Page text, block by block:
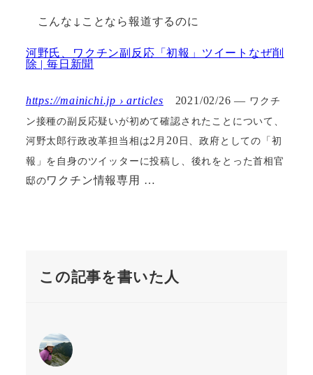
こんな↓ことなら報道するのに
河野氏、ワクチン副反応「初報」ツイートなぜ削
除|毎日新聞
https://mainichi.jp › articles 2021/02/26 — ワクチ
ン接種の副反応疑いが初めて確認されたことについて、
河野太郎行政改革担当相は2 月20 日、政府としての「初
報」を自身のツイッターに投稿し、後れをとった首相官
邸のワクチン情報専用 …
この記事を書いた人